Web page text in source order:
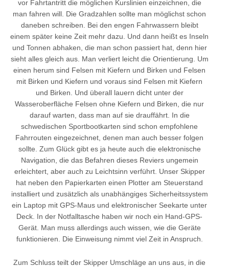
vor Fahrtantritt die möglichen Kurslinien einzeichnen, die
man fahren will. Die Gradzahlen sollte man möglichst schon
daneben schreiben. Bei den engen Fahrwassern bleibt
einem später keine Zeit mehr dazu. Und dann heißt es Inseln
und Tonnen abhaken, die man schon passiert hat, denn hier
sieht alles gleich aus. Man verliert leicht die Orientierung. Um
einen herum sind Felsen mit Kiefern und Birken und Felsen
mit Birken und Kiefern und voraus sind Felsen mit Kiefern
und Birken. Und überall lauern dicht unter der
Wasseroberfläche Felsen ohne Kiefern und Birken, die nur
darauf warten, dass man auf sie drauffährt. In die
schwedischen Sportbootkarten sind schon empfohlene
Fahrrouten eingezeichnet, denen man auch besser folgen
sollte. Zum Glück gibt es ja heute auch die elektronische
Navigation, die das Befahren dieses Reviers ungemein
erleichtert, aber auch zu Leichtsinn verführt. Unser Skipper
hat neben den Papierkarten einen Plotter am Steuerstand
installiert und zusätzlich als unabhängiges Sicherheitssystem
ein Laptop mit GPS-Maus und elektronischer Seekarte unter
Deck. In der Notfalltasche haben wir noch ein Hand-GPS-
Gerät. Man muss allerdings auch wissen, wie die Geräte
funktionieren. Die Einweisung nimmt viel Zeit in Anspruch.
Zum Schluss teilt der Skipper Umschläge an uns aus, in die